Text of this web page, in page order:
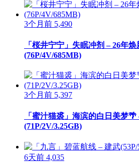
3个月前 5,490
「桜井宁宁」失眠冲剂 – 26年
(76P/4V/685MB)
3个月前 5,397
「蜜汁猫裘」海滨的白日美梦
(71P/2V/3.25GB)
6天前 4,035